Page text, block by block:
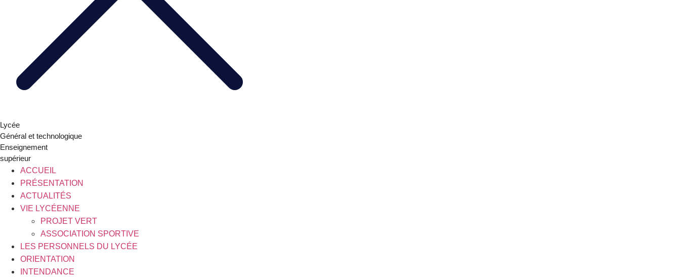
Lycée
Général et technologique
Enseignement
supérieur
ACCUEIL
PRÉSENTATION
ACTUALITÉS
VIE LYCÉENNE
PROJET VERT
ASSOCIATION SPORTIVE
LES PERSONNELS DU LYCÉE
ORIENTATION
INTENDANCE